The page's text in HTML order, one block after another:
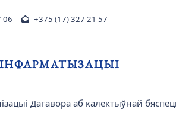
06 +375 (17) 327 21 57
ІНФАРМАТЫЗАЦЫІ
Дагавора аб калектыўнай